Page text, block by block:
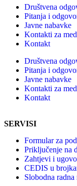
Društvena
Pitanja i
Javne nabavke
Kontakti za
Kontakt
Društvena
Pitanja i
Javne nabavke
Kontakti za
Kontakt
SERVISI
Formular za
Priključenje na
Zahtjevi i
CEDIS u
Slobodna radna